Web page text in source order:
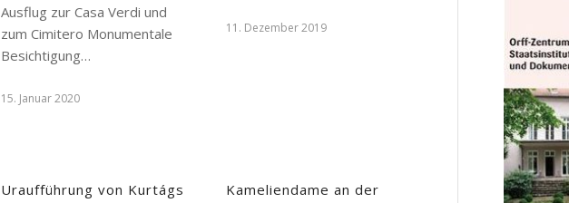
Ausflug zur Casa Verdi und
zum Cimitero Monumentale
Besichtigung…
15. Januar 2020
11. Dezember 2019
Uraufführung von Kurtágs
Kameliendame an der